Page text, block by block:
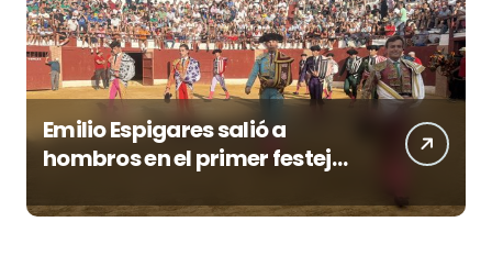
Emilio Espigares salió a
hombros en el primer festejo
la Feria de Gor